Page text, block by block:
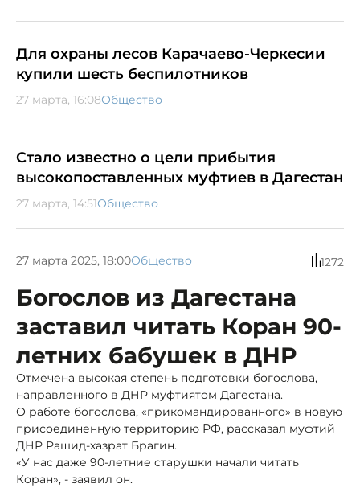
Для охраны лесов Карачаево-Черкесии
купили шесть беспилотников
27 марта, 16:08Общество
Стало известно о цели прибытия
высокопоставленных муфтиев в Дагестан
27 марта, 14:51Общество
27 марта 2025, 18:00Общество 1272
Богослов из Дагестана
заставил читать Коран 90-
летних бабушек в ДНР
Отмечена высокая степень подготовки богослова,
направленного в ДНР муфтиятом Дагестана.
О работе богослова, «прикомандированного» в новую
присоединенную территорию РФ, рассказал муфтий
ДНР Рашид-хазрат Брагин.
«У нас даже 90-летние старушки начали читать
Коран», - заявил он.